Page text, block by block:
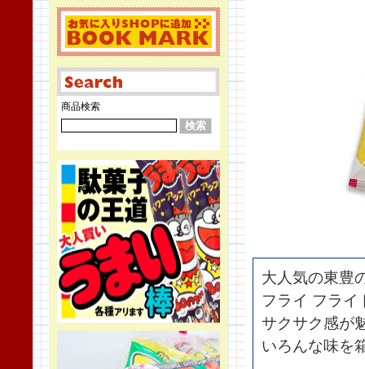
商品検索
大人気の東豊
フライ フライ
サクサク感が
いろんな味を